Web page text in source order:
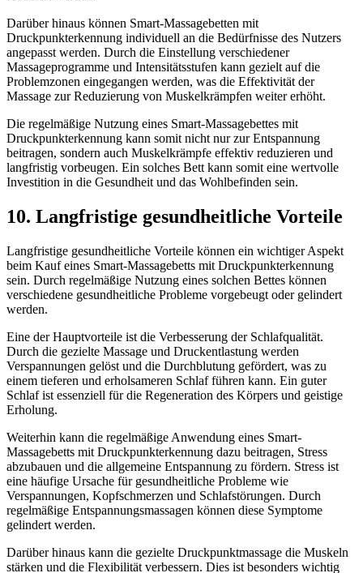
Darüber hinaus können Smart-Massagebetten mit
Druckpunkterkennung individuell an die Bedürfnisse des Nutzers
angepasst werden. Durch die Einstellung verschiedener
Massageprogramme und Intensitätsstufen kann gezielt auf die
Problemzonen eingegangen werden, was die Effektivität der
Massage zur Reduzierung von Muskelkrämpfen weiter erhöht.
Die regelmäßige Nutzung eines Smart-Massagebettes mit
Druckpunkterkennung kann somit nicht nur zur Entspannung
beitragen, sondern auch Muskelkrämpfe effektiv reduzieren und
langfristig vorbeugen. Ein solches Bett kann somit eine wertvolle
Investition in die Gesundheit und das Wohlbefinden sein.
10. Langfristige gesundheitliche Vorteile
Langfristige gesundheitliche Vorteile können ein wichtiger Aspekt
beim Kauf eines Smart-Massagebetts mit Druckpunkterkennung
sein. Durch regelmäßige Nutzung eines solchen Bettes können
verschiedene gesundheitliche Probleme vorgebeugt oder gelindert
werden.
Eine der Hauptvorteile ist die Verbesserung der Schlafqualität.
Durch die gezielte Massage und Druckentlastung werden
Verspannungen gelöst und die Durchblutung gefördert, was zu
einem tieferen und erholsameren Schlaf führen kann. Ein guter
Schlaf ist essenziell für die Regeneration des Körpers und geistige
Erholung.
Weiterhin kann die regelmäßige Anwendung eines Smart-
Massagebetts mit Druckpunkterkennung dazu beitragen, Stress
abzubauen und die allgemeine Entspannung zu fördern. Stress ist
eine häufige Ursache für gesundheitliche Probleme wie
Verspannungen, Kopfschmerzen und Schlafstörungen. Durch
regelmäßige Entspannungsmassagen können diese Symptome
gelindert werden.
Darüber hinaus kann die gezielte Druckpunktmassage die Muskeln
stärken und die Flexibilität verbessern. Dies ist besonders wichtig